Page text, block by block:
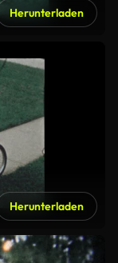
Herunterladen
Herunterladen